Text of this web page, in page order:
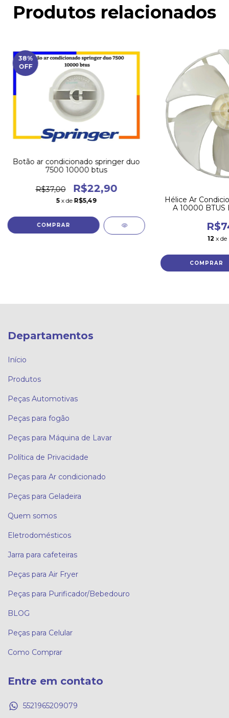
Produtos relacionados
38%
OFF
Botão ar condicionado springer duo
7500 10000 btus
R$37,00 R$22,90
5 x de R$5,49
Hélice Ar
A 10000 BTUS
12 x de
Departamentos
Início
Produtos
Peças Automotivas
Peças para fogão
Peças para Máquina de Lavar
Política de Privacidade
Peças para Ar condicionado
Peças para Geladeira
Quem somos
Eletrodomésticos
Jarra para cafeteiras
Peças para Air Fryer
Peças para Purificador/Bebedouro
BLOG
Peças para Celular
Como Comprar
Entre em contato
5521965209079